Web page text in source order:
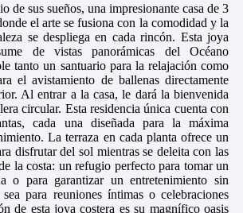
de sus sueños, una impresionante casa de 3
el arte se fusiona con la comodidad y la
se despliega en cada rincón. Esta joya
de vistas panorámicas del Océano
tanto un santuario para la relajación como
el avistamiento de ballenas directamente
Al entrar a la casa, le dará la bienvenida
circular. Esta residencia única cuenta con
cada una diseñada para la máxima
La terraza en cada planta ofrece un
disfrutar del sol mientras se deleita con las
la costa: un refugio perfecto para tomar un
o para garantizar un entretenimiento sin
para reuniones íntimas o celebraciones
de esta joya costera es su magnífico oasis